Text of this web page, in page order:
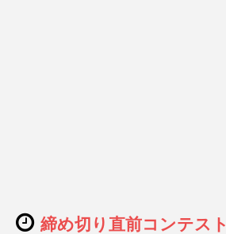
締め切り直前コンテスト